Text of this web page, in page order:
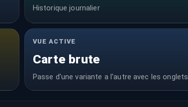
Historique journalier
VUE ACTIVE
Carte brute
Passe d'une variante a l'autre avec les onglets